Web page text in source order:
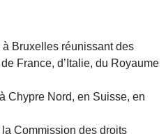
à Bruxelles réunissant des
France, d’Italie, du Royaume
Chypre Nord, en Suisse, en
Commission des droits